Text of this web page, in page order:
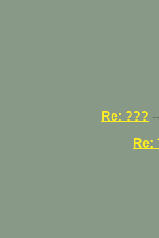
Re: ???
Re: